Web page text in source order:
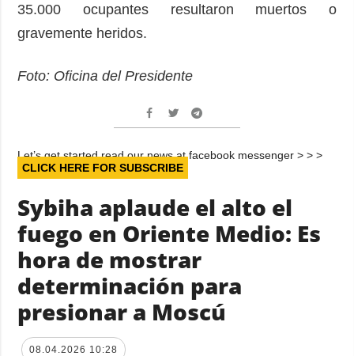
35.000 ocupantes resultaron muertos o
gravemente heridos.
Foto: Oficina del Presidente
Let’s get started read our news at facebook messenger > > >
CLICK HERE FOR SUBSCRIBE
Sybiha aplaude el alto el
fuego en Oriente Medio: Es
hora de mostrar
determinación para
presionar a Moscú
08.04.2026 10:28